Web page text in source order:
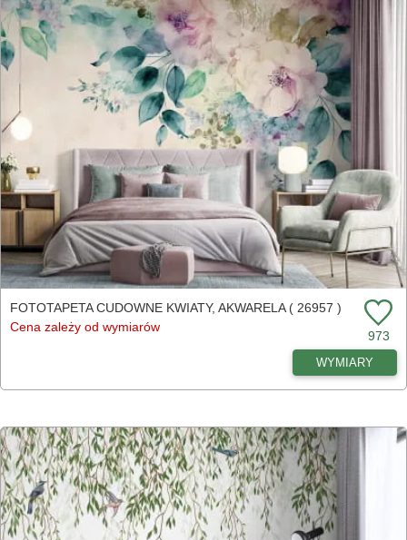
FOTOTAPETA CUDOWNE KWIATY, AKWARELA ( 26957 )
Cena zależy od wymiarów
973
WYMIARY